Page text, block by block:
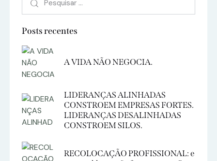
Posts recentes
A VIDA NÃO NEGOCIA.
LIDERANÇAS ALINHADAS
CONSTROEM EMPRESAS FORTES.
LIDERANÇAS DESALINHADAS
CONSTROEM SILOS.
RECOLOCAÇÃO PROFISSIONAL: e